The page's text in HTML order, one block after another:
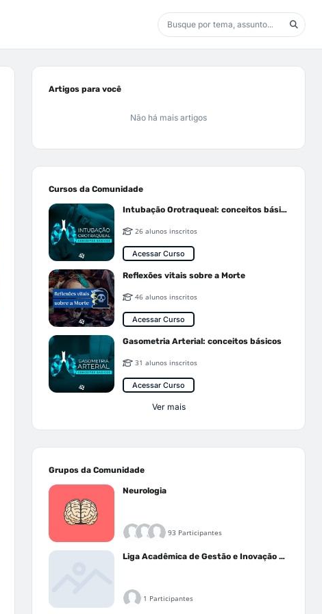
Artigos para você
Não há mais artigos
Cursos da Comunidade
Intubação Orotraqueal: conceitos básicos
26 alunos inscritos
Acessar Curso
Reflexões vitais sobre a Morte
46 alunos inscritos
Acessar Curso
Gasometria Arterial: conceitos básicos
31 alunos inscritos
Acessar Curso
Ver mais
Grupos da Comunidade
Neurologia
93 Participantes
Liga Acadêmica de Gestão e Inovação Médica - LAGIM
1 Participantes